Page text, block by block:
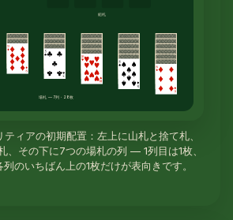
組札
場札 — 7列・28枚
ィアの初期配置：左上に山札と捨て札、
、その下に7つの場札の列 — 1列目は1枚、
のいちばん上の1枚だけが表向きです。